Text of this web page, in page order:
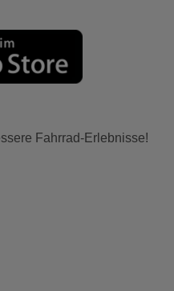
Fahrrad-Erlebnisse!